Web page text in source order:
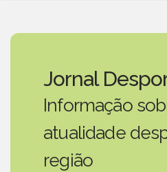
Jornal
Informação
atualidade
região